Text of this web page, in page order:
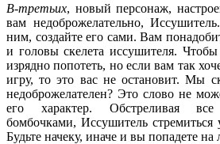
В-третьих, новый персонаж,
вам недоброжелательно,
ним, создайте его сами. Вам
и головы скелета иссушителя. Чтобы
изрядно попотеть, но если вам так
игру, то это вас не остановит. Мы
недоброжелателен? Это слово не
его характер. Обстреливая
бомбочками, Иссушитель стремиться
Будьте начеку, иначе и вы попадете